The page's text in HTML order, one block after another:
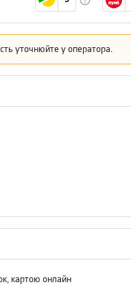
уточнюйте у оператора.
картою онлайн